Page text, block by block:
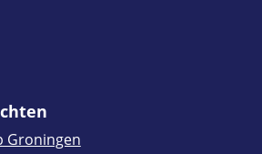
Groningen